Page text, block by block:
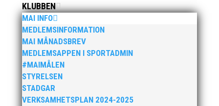
KLUBBEN
MAI INFO
MEDLEMSINFORMATION
MAI MÅNADSBREV
MEDLEMSAPPEN I SPORTADMIN
#MAIMÅLEN
STYRELSEN
STADGAR
VERKSAMHETSPLAN 2024-2025
Som traditionen bjuder så var vi ett helt gäng löpare
från MAI RUNNERS som sprang det mysiga
Sylvesterloppet på självaste nyårsafton. Formen är
enkel, ett eller två varv runt Pildammsparken (2,7 km
respektive 5,4 kilometer), med tidtagning på de fem
främsta i varje...